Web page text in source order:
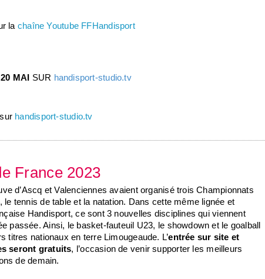
la chaîne Youtube FFHandisport
20 MAI SUR handisport-studio.tv
handisport-studio.tv
France 2023
d’Ascq et Valenciennes avaient organisé trois Championnats
tennis de table et la natation. Dans cette même lignée et
Handisport, ce sont 3 nouvelles disciplines qui viennent
passée. Ainsi, le basket-fauteuil U23, le showdown et le goalball
titres nationaux en terre Limougeaude. L’entrée sur site et
seront gratuits, l’occasion de venir supporter les meilleurs
de demain.